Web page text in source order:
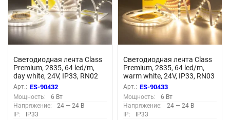
Светодиодная лента Class
Premium, 2835, 64 led/m,
day white, 24V, IP33, RN02
Арт.: ES-90432
Мощность:
6 Вт
Напряжение:
24 — 24 В
IP:
IP33
Светодиодная лента Class
Premium, 2835, 64 led/m,
warm white, 24V, IP33, RN03
Арт.: ES-90433
Мощность:
6 Вт
Напряжение:
24 — 24 В
IP:
IP33